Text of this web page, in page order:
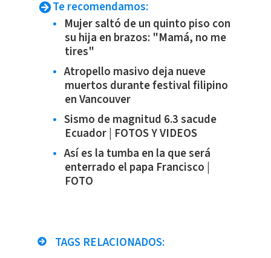
Te recomendamos:
Mujer saltó de un quinto piso con
su hija en brazos: "Mamá, no me
tires"
Atropello masivo deja nueve
muertos durante festival filipino
en Vancouver
Sismo de magnitud 6.3 sacude
Ecuador | FOTOS Y VIDEOS
Así es la tumba en la que será
enterrado el papa Francisco |
FOTO
TAGS RELACIONADOS: